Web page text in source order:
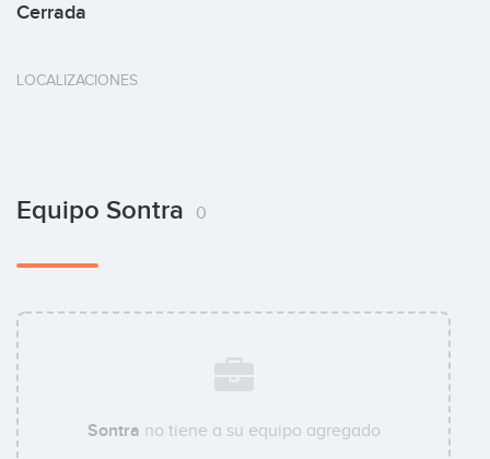
Cerrada
LOCALIZACIONES
Equipo Sontra 0
Sontra no tiene a su equipo agregado